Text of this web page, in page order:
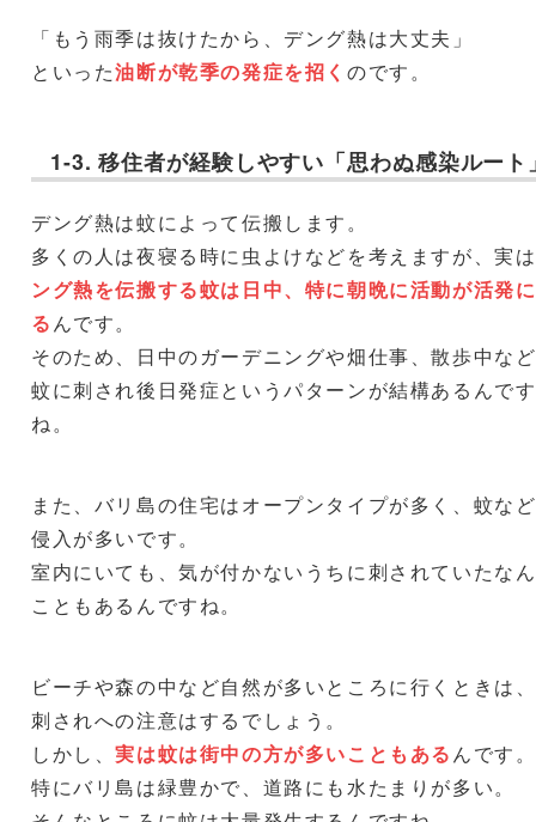
「もう雨季は抜けたから、デング熱は大丈夫」
といった油断が乾季の発症を招く のです。
1-3. 移住者が経験しやすい「思わぬ感染ルート
デング熱は蚊によって伝搬します。
多くの人は夜寝る時に虫よけなどを考えますが、実は
ング熱を伝搬する蚊は日中、特に朝晩に活動が活発
るんです。
そのため、日中のガーデニングや畑仕事、散歩中な
蚊に刺され後日発症というパターンが結構あるんです
ね。
また、バリ島の住宅はオープンタイプが多く、蚊な
侵入が多いです。
室内にいても、気が付かないうちに刺されていたな
こともあるんですね。
ビーチや森の中など自然が多いところに行くときは
刺されへの注意はするでしょう。
しかし、実は蚊は街中の方が多いこともあるんです。
特にバリ島は緑豊かで、道路にも水たまりが多い。